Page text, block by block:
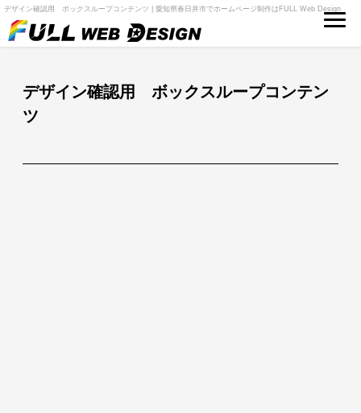
デザイン確認用 ボックスループコンテンツ | 愛知県春日井市でホームページ制作はFULL Web Design
デザイン確認用 ボックスループコンテン
ツ